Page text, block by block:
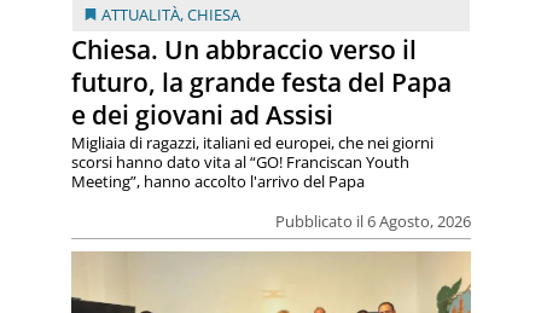
ATTUALITÀ,CHIESA
Chiesa. Un abbraccio verso il
futuro, la grande festa del Papa
e dei giovani ad Assisi
Pubblicato il 6 Agosto, 2026
Migliaia di ragazzi, italiani ed europei, che nei giorni
scorsi hanno dato vita al “GO! Franciscan Youth
Meeting”, hanno accolto l'arrivo del Papa